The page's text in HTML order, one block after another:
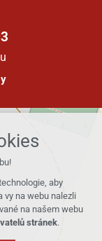
aby
vy na webu nalezli
na našem webu
stránek.